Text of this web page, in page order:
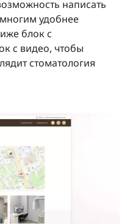
написать
удобнее
блок с
с видео, чтобы
стоматология